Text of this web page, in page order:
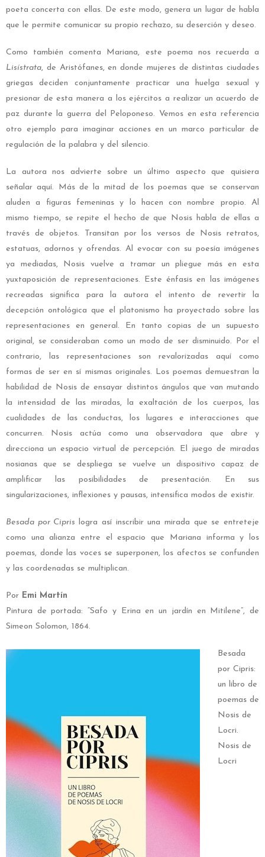
poeta concerta con ellas. De este modo, genera un lugar de habla
que le permite comunicar su propio rechazo, su deserción y deseo.
Como también comenta Mariana, este poema nos recuerda a
Lisístrata, de Aristófanes, en donde mujeres de distintas ciudades
griegas deciden conjuntamente practicar una huelga sexual y
presionar de esta manera a los ejércitos a realizar un acuerdo de
paz durante la guerra del Peloponeso. Vemos en esta referencia
otro ejemplo para imaginar acciones en un marco particular de
regulación de la palabra y del silencio.
La autora nos advierte sobre un último aspecto que quisiera
señalar aquí. Más de la mitad de los poemas que se conservan
aluden a figuras femeninas y lo hacen con nombre propio. Al
mismo tiempo, se repite el hecho de que Nosis habla de ellas a
través de objetos. Transitan por los versos de Nosis retratos,
estatuas, adornos y ofrendas. Al evocar con su poesía imágenes
ya mediadas, Nosis vuelve a tramar un pliegue más en esta
yuxtaposición de representaciones. Este énfasis en las imágenes
recreadas significa para la autora el intento de revertir la
decepción ontológica que el platonismo ha proyectado sobre las
representaciones en general. En tanto copias de un supuesto
original, se consideraban como un modo de ser disminuido. Por el
contrario, las representaciones son revalorizadas aquí como
formas de ser en sí mismas originales. Los poemas demuestran la
habilidad de Nosis de ensayar distintos ángulos que van mutando
la intensidad de las miradas, la exaltación de los cuerpos, las
cualidades de las conductas, los lugares e interacciones que
concurren. Nosis actúa como una observadora que abre y
direcciona un espacio virtual de percepción. El juego de miradas
nosianas que se despliega se vuelve un dispositivo capaz de
amplificar las posibilidades de presentación. En sus
singularizaciones, inflexiones y pausas, intensifica modos de existir.
Besada por Cipris
logra así inscribir una mirada que se entreteje
como una alianza entre el espacio que Mariana informa y los
poemas, donde las voces se superponen, los afectos se confunden
y las coordenadas se multiplican.
Por Emi Martín
Pintura de portada: “Safo y Erina en un jardín en Mitilene”, de
Simeon Solomon, 1864.
Besada
por Cipris:
un libro de
poemas de
Nosis de
Locri.
Nosis de
Locri